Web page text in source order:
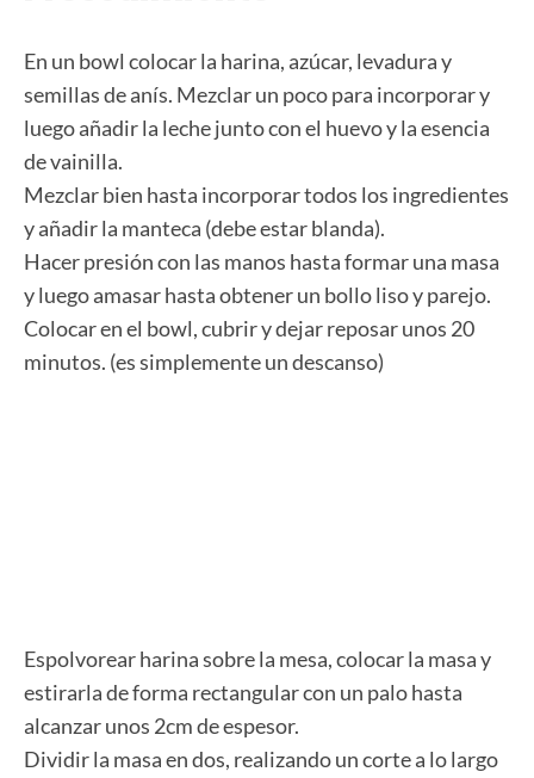
En un bowl colocar la harina, azúcar, levadura y
semillas de anís. Mezclar un poco para incorporar y
luego añadir la leche junto con el huevo y la esencia
de vainilla.
Mezclar bien hasta incorporar todos los ingredientes
y añadir la manteca (debe estar blanda).
Hacer presión con las manos hasta formar una masa
y luego amasar hasta obtener un bollo liso y parejo.
Colocar en el bowl, cubrir y dejar reposar unos 20
minutos. (es simplemente un descanso)
Espolvorear harina sobre la mesa, colocar la masa y
estirarla de forma rectangular con un palo hasta
alcanzar unos 2cm de espesor.
Dividir la masa en dos, realizando un corte a lo largo